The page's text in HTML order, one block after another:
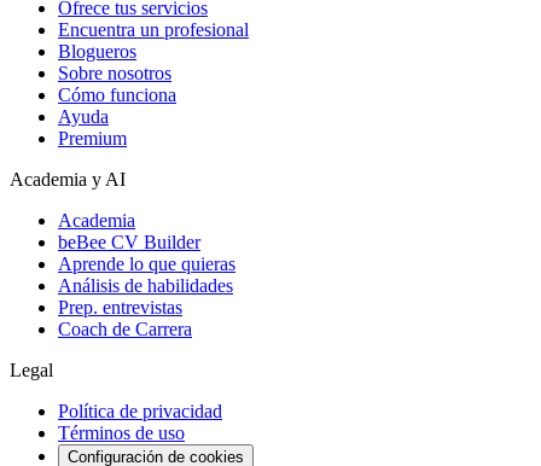
Ofrece tus servicios
Encuentra un profesional
Blogueros
Sobre nosotros
Cómo funciona
Ayuda
Premium
Academia y AI
Academia
beBee CV Builder
Aprende lo que quieras
Análisis de habilidades
Prep. entrevistas
Coach de Carrera
Legal
Política de privacidad
Términos de uso
Configuración de cookies